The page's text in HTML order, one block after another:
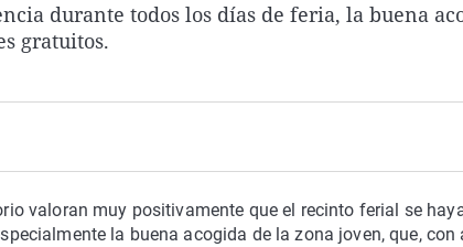
durante todos los días de feria, la buena
gratuitos.
valoran muy positivamente que el recinto ferial se
la buena acogida de la zona joven, que, con